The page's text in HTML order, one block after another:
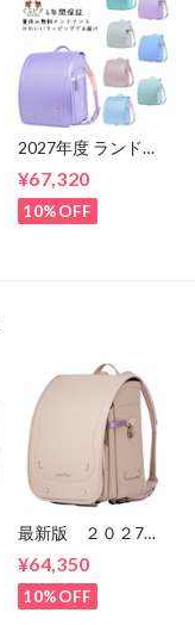
2027年度 ランドセ
ィスイーツ 2027 く
るピタランドセル
くるぴた
¥67,320
10%OFF
最新版 ２０２7
タ 超ピタ マカロ
ンマジック
1KK6654K 女の
¥64,350
10%OFF